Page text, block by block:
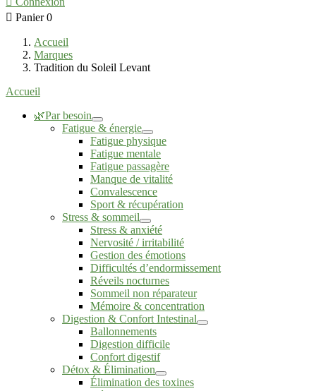
 Panier 0
Accueil
Marques
Tradition du Soleil Levant
Accueil
🌿Par besoin
Fatigue & énergie
Fatigue physique
Fatigue mentale
Fatigue passagère
Manque de vitalité
Convalescence
Sport & récupération
Stress & sommeil
Stress & anxiété
Nervosité / irritabilité
Gestion des émotions
Difficultés d’endormissement
Réveils nocturnes
Sommeil non réparateur
Mémoire & concentration
Digestion & Confort Intestinal
Ballonnements
Digestion difficile
Confort digestif
Détox & Élimination
Élimination des toxines